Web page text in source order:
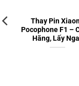
Thay Pin
Pocophone F1 –
Hãng, Lấy